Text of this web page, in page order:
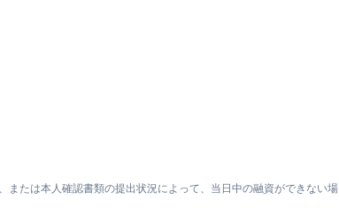
たは本人確認書類の提出状況によって、当日中の融資ができない場